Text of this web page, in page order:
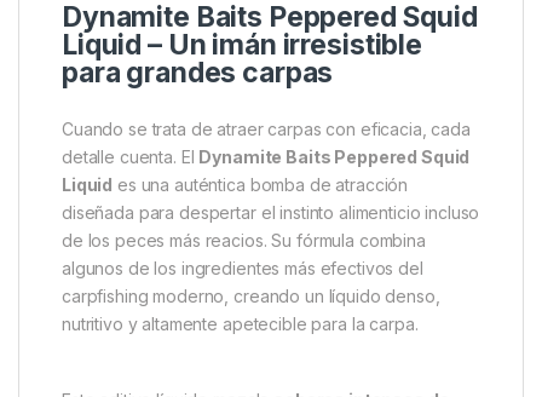
Descripción Specification
Dynamite Baits Peppered Squid
Liquid – Un imán irresistible